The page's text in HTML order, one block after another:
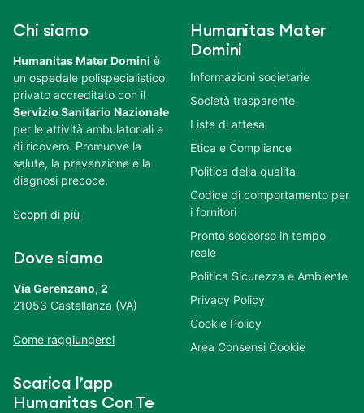
Chi siamo
Humanitas Mater Domini è
un ospedale polispecialistico
privato accreditato con il
Servizio Sanitario Nazionale
per le attività ambulatoriali e
di ricovero. Promuove la
salute, la prevenzione e la
diagnosi precoce.
Scopri di più
Dove siamo
Via Gerenzano, 2
21053 Castellanza (VA)
Come raggiungerci
Scarica l’app
Humanitas Con Te
Humanitas Mater
Domini
Informazioni societarie
Società trasparente
Liste di attesa
Etica e Compliance
Politica della qualità
Codice di comportamento per
i fornitori
Pronto soccorso in tempo
reale
Politica Sicurezza e Ambiente
Privacy Policy
Cookie Policy
Area Consensi Cookie